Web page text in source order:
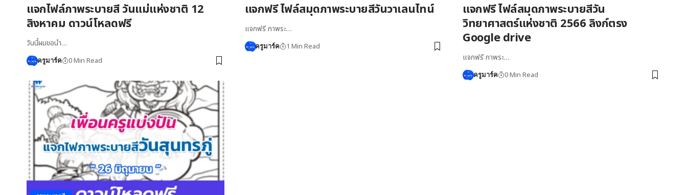
แจกไฟล์ภาพระบายสี วันแม่แห่งชาติ 12
สิงหาคม ดาวน์โหลดฟรี
วันนี้ผมขอนำ…
ครูมาร์ค 0 Min Read
แจกฟรี ไฟล์สมุดภาพระบายสีวันวาเลนไทน์
แจกฟรี ภาพระ…
ครูมาร์ค 1 Min Read
แจกฟรี ไฟล์สมุดภาพระบายสีวัน
วิทยาศาสตร์แห่งชาติ 2566 ลิงก์ตรง
Google drive
แจกฟรี ภาพระ…
ครูมาร์ค 0 Min Read